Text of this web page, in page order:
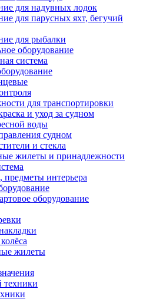
для надувных лодок
для парусных яхт, бегучий
для рыбалки
оборудование
система
для транспортировки
и уход за судном
воды
судном
и стекла
жилеты и принадлежности
предметы интерьера
оборудование
жилеты
техники